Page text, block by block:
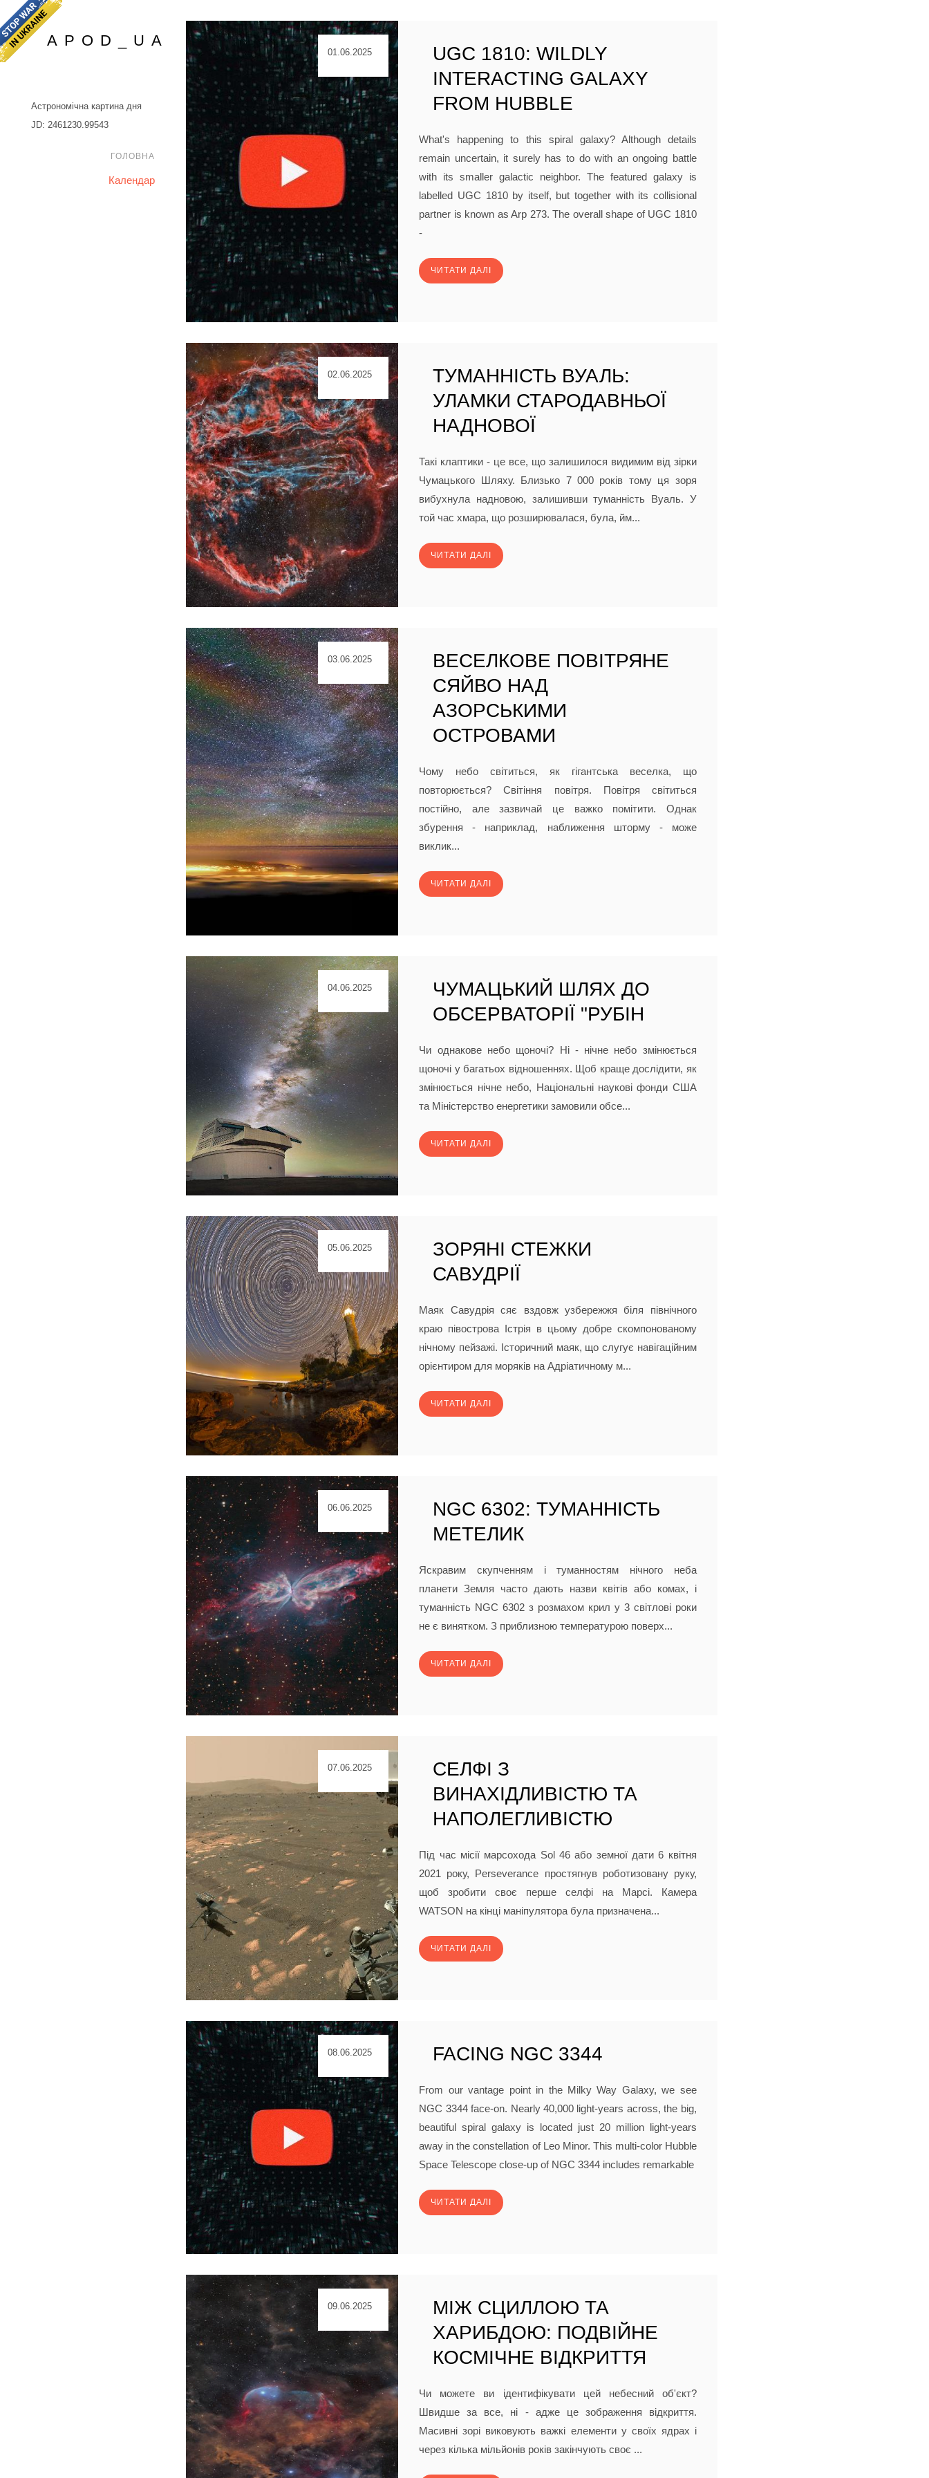
APOD_UA
Астрономічна картина дня
JD: 2461230.99543
ГОЛОВНА
Календар
01.06.2025
UGC 1810: WILDLY
INTERACTING GALAXY
FROM HUBBLE
What's happening to this spiral galaxy? Although details
remain uncertain, it surely has to do with an ongoing battle
with its smaller galactic neighbor. The featured galaxy is
labelled UGC 1810 by itself, but together with its collisional
partner is known as Arp 273. The overall shape of UGC 1810
-
ЧИТАТИ ДАЛІ
02.06.2025
ТУМАННІСТЬ ВУАЛЬ:
УЛАМКИ СТАРОДАВНЬОЇ
НАДНОВОЇ
Такі клаптики - це все, що залишилося видимим від зірки
Чумацького Шляху. Близько 7 000 років тому ця зоря
вибухнула надновою, залишивши туманність Вуаль. У
той час хмара, що розширювалася, була, йм...
ЧИТАТИ ДАЛІ
03.06.2025
ВЕСЕЛКОВЕ ПОВІТРЯНЕ
СЯЙВО НАД
АЗОРСЬКИМИ
ОСТРОВАМИ
Чому небо світиться, як гігантська веселка, що
повторюється? Світіння повітря. Повітря світиться
постійно, але зазвичай це важко помітити. Однак
збурення - наприклад, наближення шторму - може
виклик...
ЧИТАТИ ДАЛІ
04.06.2025
ЧУМАЦЬКИЙ ШЛЯХ ДО
ОБСЕРВАТОРІЇ "РУБІН
Чи однакове небо щоночі? Ні - нічне небо змінюється
щоночі у багатьох відношеннях. Щоб краще дослідити, як
змінюється нічне небо, Національні наукові фонди США
та Міністерство енергетики замовили обсе...
ЧИТАТИ ДАЛІ
05.06.2025
ЗОРЯНІ СТЕЖКИ
САВУДРІЇ
Маяк Савудрія сяє вздовж узбережжя біля північного
краю півострова Істрія в цьому добре скомпонованому
нічному пейзажі. Історичний маяк, що слугує навігаційним
орієнтиром для моряків на Адріатичному м...
ЧИТАТИ ДАЛІ
06.06.2025
NGC 6302: ТУМАННІСТЬ
МЕТЕЛИК
Яскравим скупченням і туманностям нічного неба
планети Земля часто дають назви квітів або комах, і
туманність NGC 6302 з розмахом крил у 3 світлові роки
не є винятком. З приблизною температурою поверх...
ЧИТАТИ ДАЛІ
07.06.2025
СЕЛФІ З
ВИНАХІДЛИВІСТЮ ТА
НАПОЛЕГЛИВІСТЮ
Під час місії марсохода Sol 46 або земної дати 6 квітня
2021 року, Perseverance простягнув роботизовану руку,
щоб зробити своє перше селфі на Марсі. Камера
WATSON на кінці маніпулятора була призначена...
ЧИТАТИ ДАЛІ
08.06.2025 FACING NGC 3344
From our vantage point in the Milky Way Galaxy, we see
NGC 3344 face-on. Nearly 40,000 light-years across, the big,
beautiful spiral galaxy is located just 20 million light-years
away in the constellation of Leo Minor. This multi-color Hubble
Space Telescope close-up of NGC 3344 includes remarkable
ЧИТАТИ ДАЛІ
09.06.2025
МІЖ СЦИЛЛОЮ ТА
ХАРИБДОЮ: ПОДВІЙНЕ
КОСМІЧНЕ ВІДКРИТТЯ
Чи можете ви ідентифікувати цей небесний об'єкт?
Швидше за все, ні - адже це зображення відкриття.
Масивні зорі виковують важкі елементи у своїх ядрах і
через кілька мільйонів років закінчують своє ...